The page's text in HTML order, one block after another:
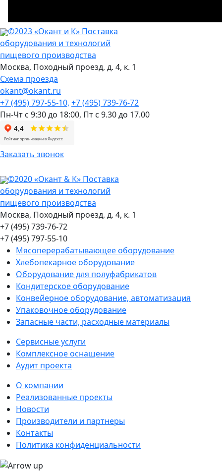
©2023 «Окант и К» Поставка
оборудования и технологий
пищевого производства
Москва, Походный проезд, д. 4, к. 1
Схема проезда
okant@okant.ru
+7 (495) 797-55-10, +7 (495) 739-76-72
Пн-Чт с 9:30 до 18:00, Пт с 9.30 до 17.00
Заказать звонок
©2020 «Окант & К» Поставка
оборудования и технологий
пищевого производства
Москва, Походный проезд, д. 4, к. 1
+7 (495) 739-76-72
+7 (495) 797-55-10
Мясоперерабатывающее оборудование
Хлебопекарное оборудование
Оборудование для полуфабрикатов
Кондитерское оборудование
Конвейерное оборудование, автоматизация
Упаковочное оборудование
Запасные части, расходные материалы
Сервисные услуги
Комплексное оснащение
Аудит проекта
О компании
Реализованные проекты
Новости
Производители и партнеры
Контакты
Политика конфиденциальности